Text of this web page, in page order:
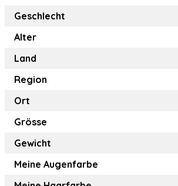
Geschlecht
Alter
Land
Region
Ort
Grösse
Gewicht
Meine Augenfarbe